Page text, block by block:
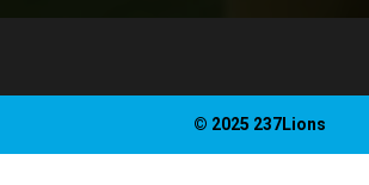
© 2025 237Lions